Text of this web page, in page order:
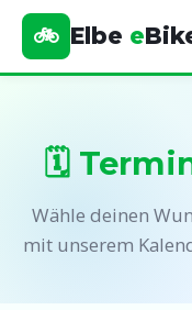
🚲 Elbe e
🗓️
Wähle deinen
mit unserem